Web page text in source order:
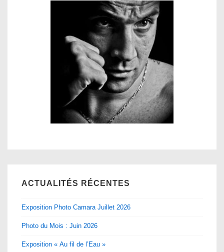
ACTUALITÉS RÉCENTES
Exposition Photo Camara Juillet 2026
Photo du Mois : Juin 2026
Exposition « Au fil de l’Eau »